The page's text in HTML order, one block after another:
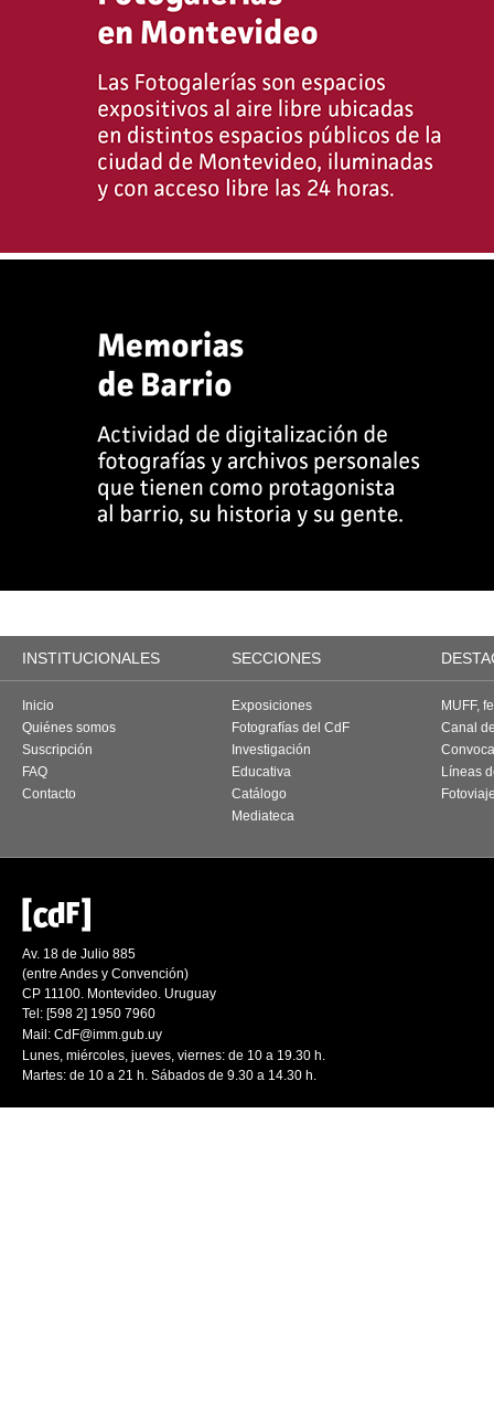
INSTITUCIONALES SECCIONES
Inicio
Quiénes somos
Suscripción
FAQ
Contacto
Exposiciones
Fotografías del CdF
Investigación
Educativa
Catálogo
Mediateca
MUFF,
Canal
Líneas
Av. 18 de Julio 885
(entre Andes y Convención)
CP 11100. Montevideo. Uruguay
Tel: [598 2] 1950 7960
Mail: CdF@imm.gub.uy
Lunes, miércoles, jueves, viernes: de 10 a 19.30 h.
Martes: de 10 a 21 h. Sábados de 9.30 a 14.30 h.